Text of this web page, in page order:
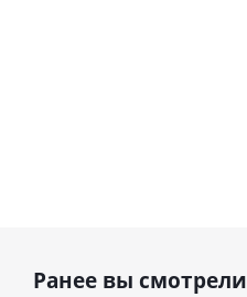
Ранее вы смотрели